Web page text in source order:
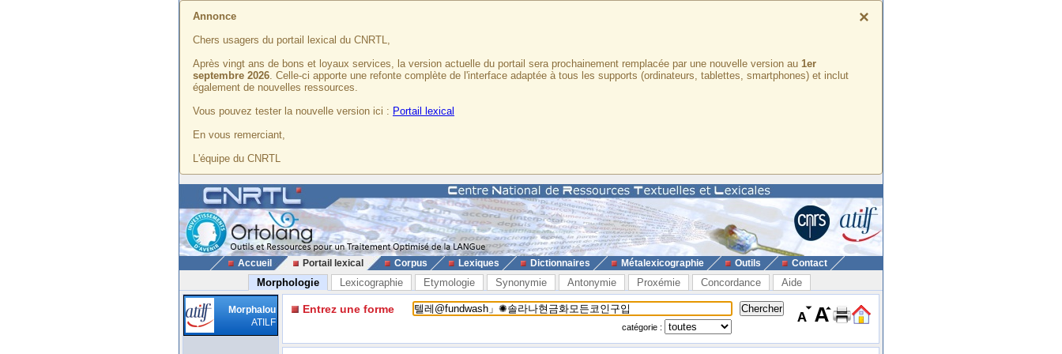
×
Annonce
Chers usagers du portail lexical du CNRTL,
Après vingt ans de bons et loyaux services, la version actuelle du portail sera prochainement remplacée par une nouvelle version au 1er
septembre 2026. Celle-ci apporte une refonte complète de l'interface adaptée à tous les supports (ordinateurs, tablettes, smartphones) et inclut
également de nouvelles ressources.
Vous pouvez tester la nouvelle version ici : Portail lexical
En vous remerciant,
L'équipe du CNRTL
Accueil Portail lexical Corpus Lexiques Dictionnaires Métalexicographie Outils Contact
Morphologie Lexicographie Etymologie Synonymie Antonymie Proxémie Concordance Aide
Morphalou
ATILF
Entrez une forme
catégorie :